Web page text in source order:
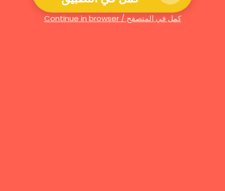
Continue in browser / كمل في المتصفح